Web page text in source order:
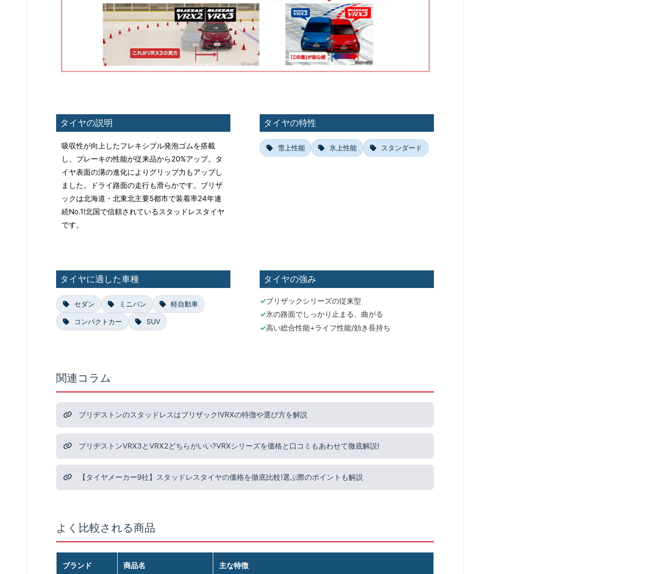
タイヤの説明
吸収性が向上したフレキシブル発泡ゴムを搭載
し、ブレーキの性能が従来品から20%アップ。タ
イヤ表面の溝の進化によりグリップ力もアップし
ました。ドライ路面の走行も滑らかです。ブリザ
ックは北海道・北東北主要5都市で装着率24年連
続No.1!北国で信頼されているスタッドレスタイヤ
です。
タイヤの特性
雪上性能 氷上性能 スタンダード
タイヤに適した車種
セダン ミニバン 軽自動車
コンパクトカー SUV
タイヤの強み
ブリザックシリーズの従来型
氷の路面でしっかり止まる、曲がる
高い総合性能+ライフ性能/効き長持ち
関連コラム
ブリヂストンのスタッドレスはブリザック!VRXの特徴や選び方を解説
ブリヂストンVRX3とVRX2どちらがいい?VRXシリーズを価格と口コミもあわせて徹底解説!
【タイヤメーカー9社】スタッドレスタイヤの価格を徹底比較!選ぶ際のポイントも解説
よく比較される商品
ブランド 商品名 主な特徴